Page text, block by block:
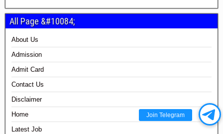
Join Telegram
All Page &#10084;
About Us
Admission
Admit Card
Contact Us
Disclaimer
Home
Latest Job